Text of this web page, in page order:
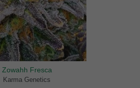
Zowahh Fresca
Karma Genetics